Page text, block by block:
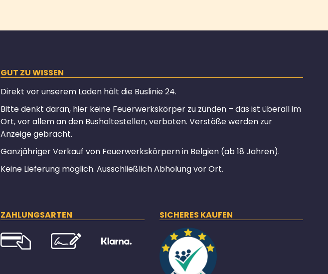
GUT ZU WISSEN
Direkt vor unserem Laden hält die Buslinie 24.
Bitte denkt daran, hier keine Feuerwerkskörper zu zünden – das ist überall im
Ort, vor allem an den Bushaltestellen, verboten. Verstöße werden zur
Anzeige gebracht.
Ganzjähriger Verkauf von Feuerwerkskörpern in Belgien (ab 18 Jahren).
Keine Lieferung möglich. Ausschließlich Abholung vor Ort.
ZAHLUNGSARTEN SICHERES KAUFEN